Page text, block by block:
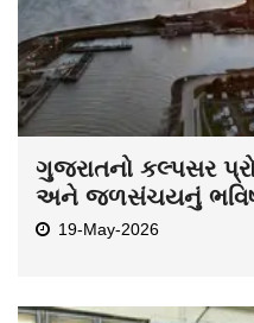
ગુજરાતનો કલ્પસર
અને જળસંચયનું
19-May-2026